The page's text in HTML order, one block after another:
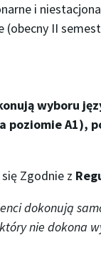
i
(obecny II
wyboru
poziomie A1),
Zgodnie z
dokonują
nie dokona